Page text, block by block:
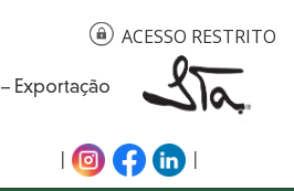
ACESSO RESTRITO
– Exportação